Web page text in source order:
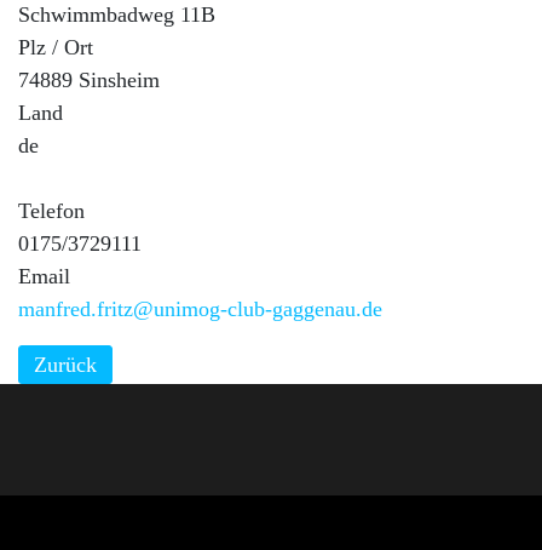
Schwimmbadweg 11B
Plz / Ort
74889 Sinsheim
Land
de
Telefon
0175/3729111
Email
manfred.fritz@unimog-club-gaggenau.de
Zurück